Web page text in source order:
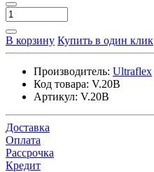
В корзину Купить в один клик
Производитель: Ultraflex
Код товара: V.20B
Артикул: V.20B
Доставка
Оплата
Рассрочка
Кредит